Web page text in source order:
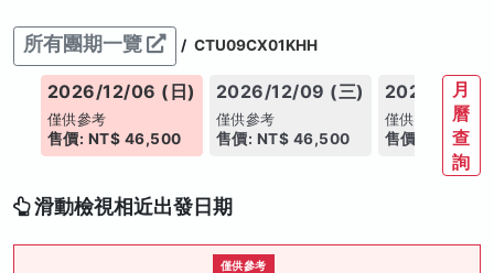
所有團期一覽 / CTU09CX01KHH
2026/12/06 (日)
僅供參考
售價: NT$ 46,500
2026/12/09 (三)
僅供參考
售價: NT$ 46,500
2026/12/11
僅供參考
售價: NT$
月
曆
查
詢
滑動檢視相近出發日期
僅供參考